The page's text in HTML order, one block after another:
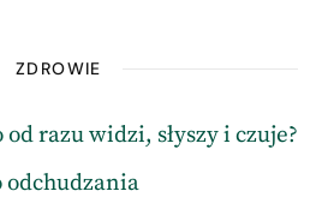
ZDROWIE
od razu widzi, słyszy i czuje?
odchudzania